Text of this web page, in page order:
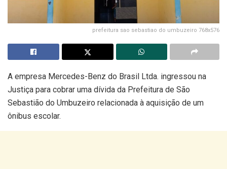
prefeitura sao sebastiao do umbuzeiro 768x576
A empresa Mercedes-Benz do Brasil Ltda. ingressou na
Justiça para cobrar uma dívida da Prefeitura de São
Sebastião do Umbuzeiro relacionada à aquisição de um
ônibus escolar.